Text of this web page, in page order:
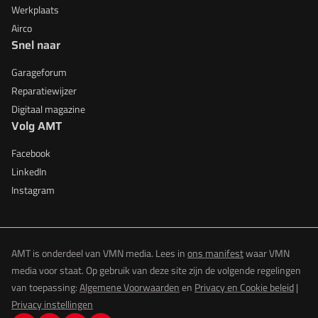
Werkplaats
Airco
Snel naar
Garageforum
Reparatiewijzer
Digitaal magazine
Volg AMT
Facebook
LinkedIn
Instagram
AMT is onderdeel van VMN media. Lees inons manifestwaar VMN
media voor staat. Op gebruik van deze site zijn de volgende regelingen
van toepassing:Algemene Voorwaardenen Privacy en Cookie beleid|
Privacy instellingen